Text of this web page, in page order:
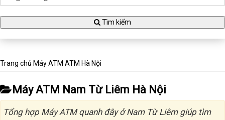
Tìm kiếm
Trang chủ Máy ATM ATM Hà Nội
Máy ATM Nam Từ Liêm Hà Nội
Tổng hợp Máy ATM quanh đây ở Nam Từ Liêm giúp tìm